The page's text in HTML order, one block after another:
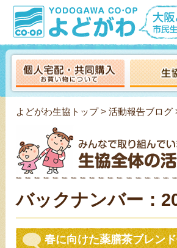
よどがわ生協トップ> 活動報告ブログ
バックナンバー：
春に向けた薬膳茶ブレン